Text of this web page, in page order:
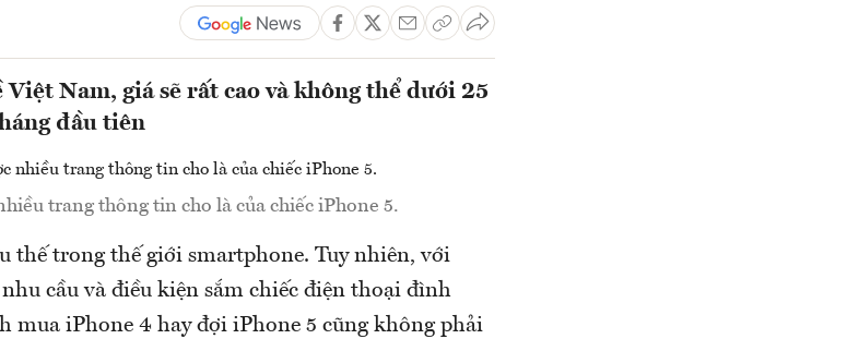
Nam, giá sẽ rất cao và không thể dưới 25
đầu tiên
trang thông tin cho là của chiếc iPhone 5.
thế trong thế giới smartphone. Tuy nhiên, với
cầu và điều kiện sắm chiếc điện thoại đình
mua iPhone 4 hay đợi iPhone 5 cũng không phải